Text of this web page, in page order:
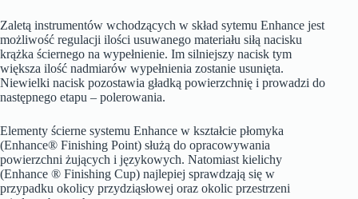
Zaletą instrumentów wchodzących w skład sytemu Enhance jest
możliwość regulacji ilości usuwanego materiału siłą nacisku
krążka ściernego na wypełnienie. Im silniejszy nacisk tym
większa ilość nadmiarów wypełnienia zostanie usunięta.
Niewielki nacisk pozostawia gładką powierzchnię i prowadzi do
następnego etapu – polerowania.
Elementy ścierne systemu Enhance w kształcie płomyka
(Enhance® Finishing Point) służą do opracowywania
powierzchni żujących i językowych. Natomiast kielichy
(Enhance ® Finishing Cup) najlepiej sprawdzają się w
przypadku okolicy przydziąsłowej oraz okolic przestrzeni